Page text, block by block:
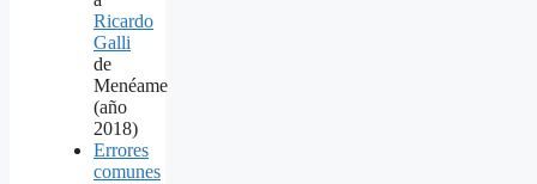
Ricardo
Galli
de
Menéame
(año
2018)
Errores
comunes